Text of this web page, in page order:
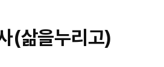
(삶을누리고)